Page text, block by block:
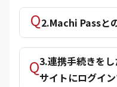
2.Machi Passと
3.連携手続きを
サイトにログイン